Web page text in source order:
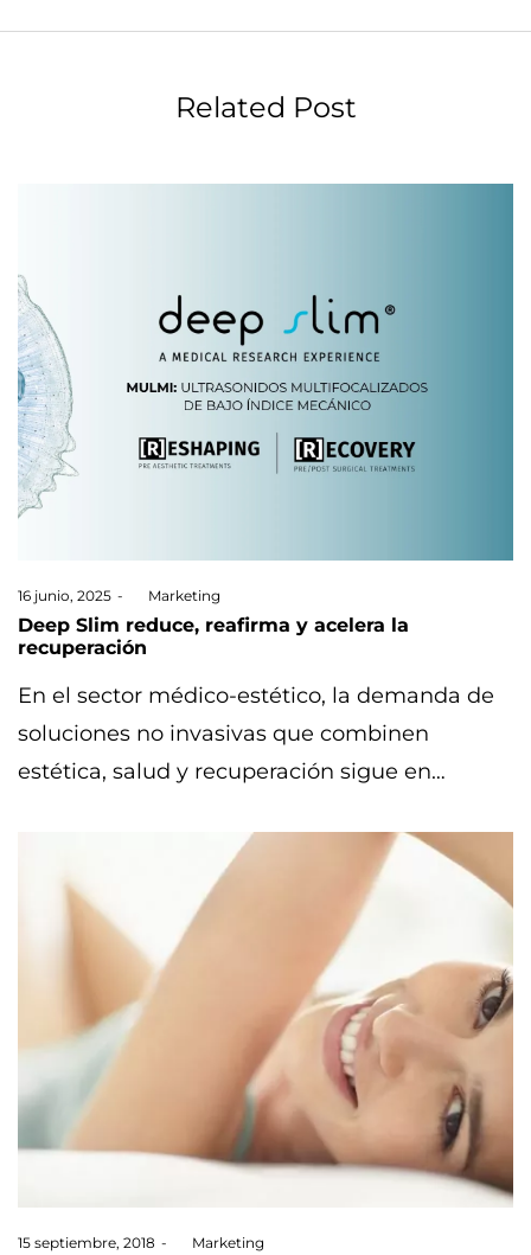
Related Post
Posted
on
16 junio, 2025 Marketing
Deep Slim reduce, reafirma y acelera la
recuperación
En el sector médico-estético, la demanda de
soluciones no invasivas que combinen
estética, salud y recuperación sigue en…
Posted
15 septiembre, 2018 Marketing